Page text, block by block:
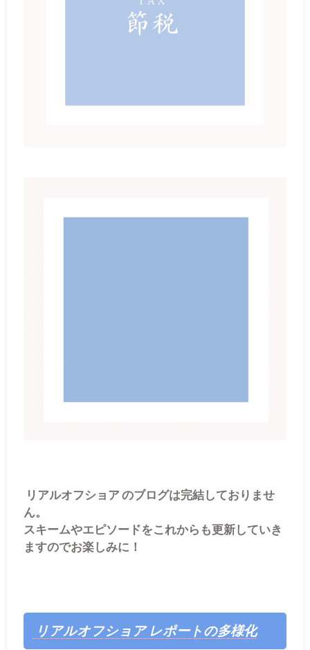
リアルオフショア のブログは完結しておりませ
ん。
スキームやエピソードをこれからも更新していき
ますのでお楽しみに！
リアルオフショア レポートの多様化